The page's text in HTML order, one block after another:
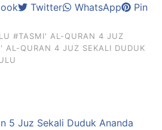
Twitter WhatsApp
Pin
#TASMI' AL-QURAN 4 JUZ
AL-QURAN 4 JUZ SEKALI DUDUK